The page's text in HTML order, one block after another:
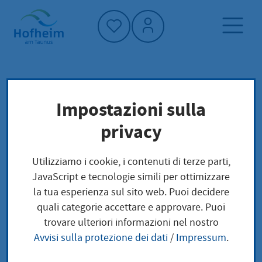
Home"
Pagina iniziale
Trova servizi
Preoccupazioni locali
Nachtpflege für gesetzlich Pflegeversicherte
Nachtpflege für
gesetzlich
Impostazioni sulla
privacy
Utilizziamo i cookie, i contenuti di terze parti,
JavaScript e tecnologie simili per ottimizzare
la tua esperienza sul sito web. Puoi decidere
quali categorie accettare e approvare. Puoi
trovare ulteriori informazioni nel nostro
Avvisi sulla protezione dei dati/ Impressum.